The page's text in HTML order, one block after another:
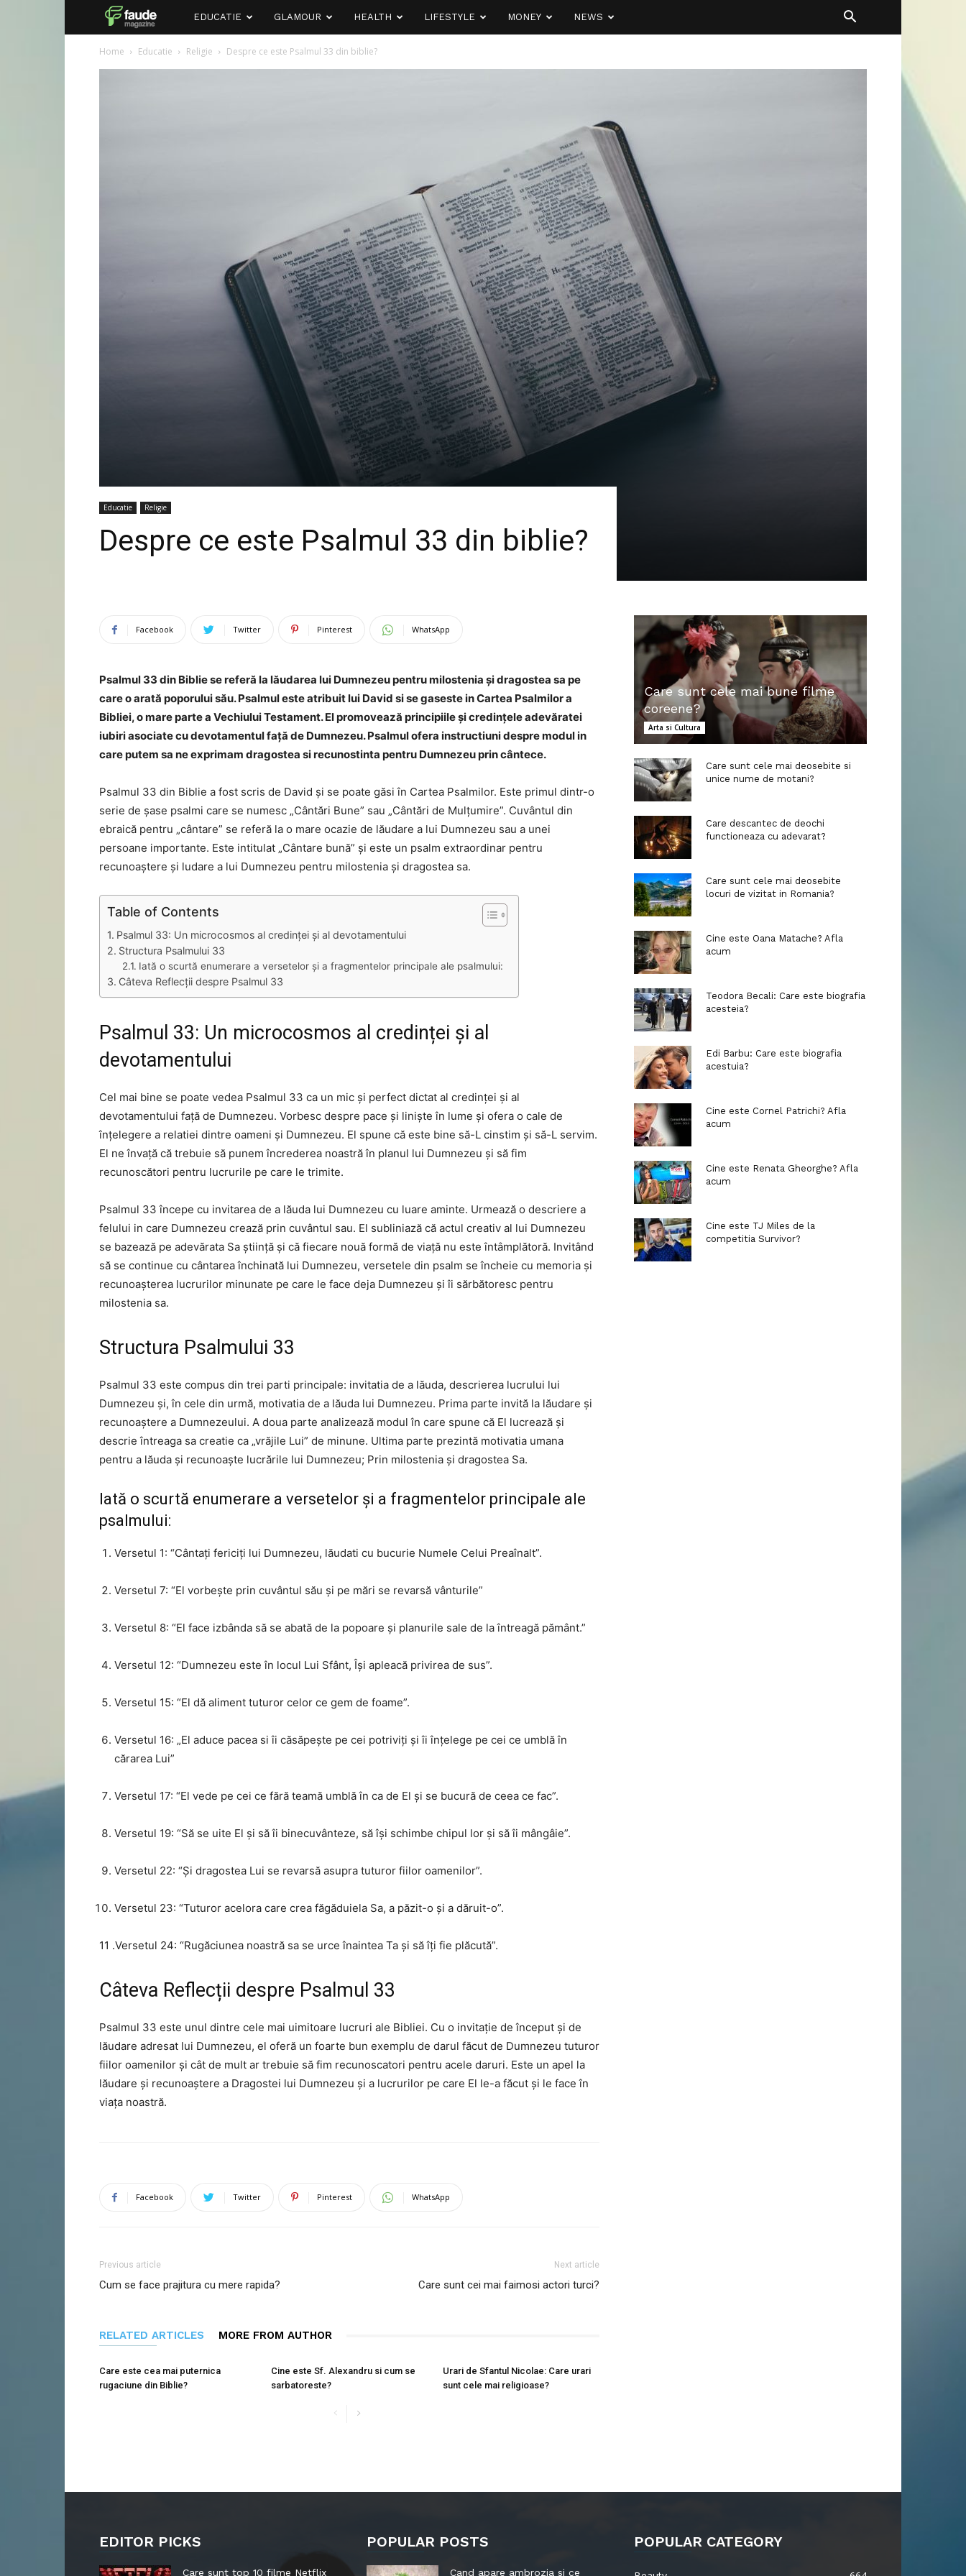
Faude
EDUCATIE GLAMOUR HEALTH LIFESTYLE MONEY NEWS
Home Educatie Religie Despre ce este Psalmul 33 din biblie?
Educatie Religie
Despre ce este Psalmul 33 din biblie?
Facebook Twitter Pinterest WhatsApp
Psalmul 33 din Biblie se referă la lăudarea lui Dumnezeu pentru milostenia și dragostea sa pe
care o arată poporului său. Psalmul este atribuit lui David si se gaseste in Cartea Psalmilor a
Bibliei, o mare parte a Vechiului Testament. El promovează principiile și credințele adevăratei
iubiri asociate cu devotamentul față de Dumnezeu. Psalmul ofera instructiuni despre modul in
care putem sa ne exprimam dragostea si recunostinta pentru Dumnezeu prin cântece.
Psalmul 33 din Biblie a fost scris de David și se poate găsi în Cartea Psalmilor. Este primul dintr-o
serie de șase psalmi care se numesc „Cântări Bune” sau „Cântări de Mulțumire”. Cuvântul din
ebraică pentru „cântare” se referă la o mare ocazie de lăudare a lui Dumnezeu sau a unei
persoane importante. Este intitulat „Cântare bună” și este un psalm extraordinar pentru
recunoaștere și ludare a lui Dumnezeu pentru milostenia și dragostea sa.
Table of Contents
Psalmul 33: Un microcosmos al credinței și al devotamentului
Structura Psalmului 33
Iată o scurtă enumerare a versetelor și a fragmentelor principale ale psalmului:
Câteva Reflecții despre Psalmul 33
Psalmul 33: Un microcosmos al credinței și al
devotamentului
Cel mai bine se poate vedea Psalmul 33 ca un mic și perfect dictat al credinței și al
devotamentului față de Dumnezeu. Vorbesc despre pace și liniște în lume și ofera o cale de
înțelegere a relatiei dintre oameni și Dumnezeu. El spune că este bine să-L cinstim și să-L servim.
El ne învață că trebuie să punem încrederea noastră în planul lui Dumnezeu și să fim
recunoscători pentru lucrurile pe care le trimite.
Psalmul 33 începe cu invitarea de a lăuda lui Dumnezeu cu luare aminte. Urmează o descriere a
felului in care Dumnezeu crează prin cuvântul sau. El subliniază că actul creativ al lui Dumnezeu
se bazează pe adevărata Sa știință și că fiecare nouă formă de viață nu este întâmplătoră. Invitând
să se continue cu cântarea închinată lui Dumnezeu, versetele din psalm se încheie cu memoria și
recunoașterea lucrurilor minunate pe care le face deja Dumnezeu și îi sărbătoresc pentru
milostenia sa.
Structura Psalmului 33
Psalmul 33 este compus din trei parti principale: invitatia de a lăuda, descrierea lucrului lui
Dumnezeu și, în cele din urmă, motivatia de a lăuda lui Dumnezeu. Prima parte invită la lăudare și
recunoaștere a Dumnezeului. A doua parte analizează modul în care spune că El lucrează și
descrie întreaga sa creatie ca „vrăjile Lui” de minune. Ultima parte prezintă motivatia umana
pentru a lăuda și recunoaște lucrările lui Dumnezeu; Prin milostenia și dragostea Sa.
Iată o scurtă enumerare a versetelor și a fragmentelor principale ale
psalmului:
Versetul 1: “Cântați fericiți lui Dumnezeu, lăudati cu bucurie Numele Celui Preaînalt”.
Versetul 7: “El vorbește prin cuvântul său și pe mări se revarsă vânturile”
Versetul 8: “El face izbânda să se abată de la popoare și planurile sale de la întreagă pământ.”
Versetul 12: “Dumnezeu este în locul Lui Sfânt, Își apleacă privirea de sus”.
Versetul 15: “El dă aliment tuturor celor ce gem de foame”.
Versetul 16: „El aduce pacea si îi căsăpește pe cei potriviți și îi înțelege pe cei ce umblă în
cărarea Lui”
Versetul 17: “El vede pe cei ce fără teamă umblă în ca de El și se bucură de ceea ce fac”.
Versetul 19: “Să se uite El și să îi binecuvânteze, să își schimbe chipul lor și să îi mângâie”.
Versetul 22: “Și dragostea Lui se revarsă asupra tuturor fiilor oamenilor”.
Versetul 23: “Tuturor acelora care crea făgăduiela Sa, a păzit-o și a dăruit-o”.
11 .Versetul 24: “Rugăciunea noastră sa se urce înaintea Ta și să îți fie plăcută”.
Câteva Reflecții despre Psalmul 33
Psalmul 33 este unul dintre cele mai uimitoare lucruri ale Bibliei. Cu o invitație de început și de
lăudare adresat lui Dumnezeu, el oferă un foarte bun exemplu de darul făcut de Dumnezeu tuturor
fiilor oamenilor și cât de mult ar trebuie să fim recunoscatori pentru acele daruri. Este un apel la
lăudare și recunoaștere a Dragostei lui Dumnezeu și a lucrurilor pe care El le-a făcut și le face în
viața noastră.
Facebook Twitter Pinterest WhatsApp
Previous article
Cum se face prajitura cu mere rapida?
Next article
Care sunt cei mai faimosi actori turci?
RELATED ARTICLES MORE FROM AUTHOR
Care este cea mai puternica
rugaciune din Biblie?
Cine este Sf. Alexandru si cum se
sarbatoreste?
Urari de Sfantul Nicolae: Care urari
sunt cele mai religioase?
Care sunt cele mai bune filme
coreene?
Arta si Cultura
Care sunt cele mai deosebite si
unice nume de motani?
Care descantec de deochi
functioneaza cu adevarat?
Care sunt cele mai deosebite
locuri de vizitat in Romania?
Cine este Oana Matache? Afla
acum
Teodora Becali: Care este biografia
acesteia?
Edi Barbu: Care este biografia
acestuia?
Cine este Cornel Patrichi? Afla
acum
Cine este Renata Gheorghe? Afla
acum
Cine este TJ Miles de la
competitia Survivor?
EDITOR PICKS
Care sunt top 10 filme Netflix
POPULAR POSTS
Cand apare ambrozia si ce
POPULAR CATEGORY